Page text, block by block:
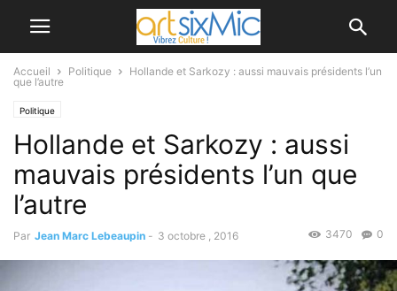
Accueil Politique
Hollande et Sarkozy : aussi mauvais présidents l’un
que l’autre
Politique
Hollande et Sarkozy : aussi
mauvais présidents l’un que
l’autre
Par Jean Marc Lebeaupin - 3 octobre , 2016 0
3470